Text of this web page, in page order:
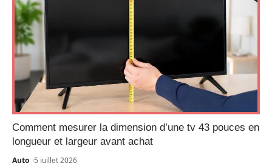
Comment mesurer la dimension d’une tv 43 pouces en
longueur et largeur avant achat
Auto 5 juillet 2026